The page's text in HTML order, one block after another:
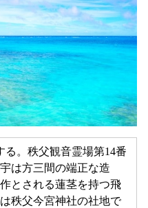
る。秩父観音霊場第14番
は方三間の端正な造
とされる蓮茎を持つ飛
秩父今宮神社の社地で